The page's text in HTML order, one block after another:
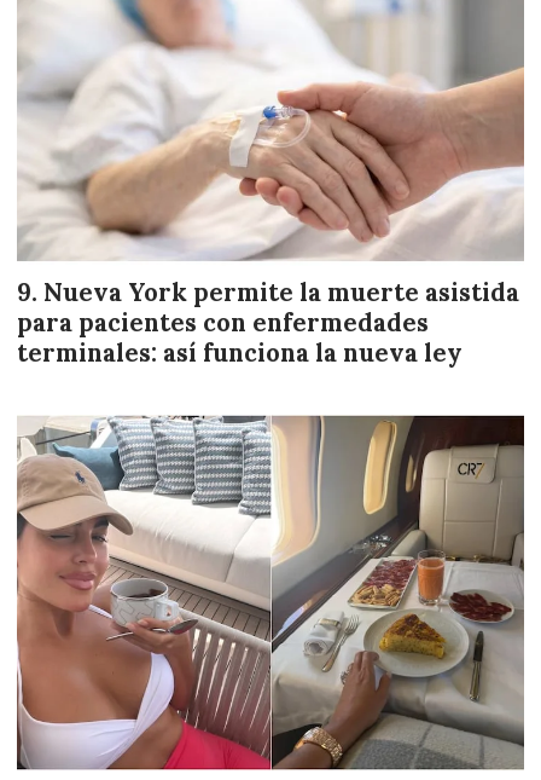
Nueva York permite la muerte asistida
para pacientes con enfermedades
terminales: así funciona la nueva ley